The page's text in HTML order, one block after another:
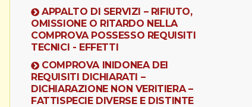
APPALTO DI SERVIZI – RIFIUTO,
OMISSIONE O RITARDO NELLA
COMPROVA POSSESSO REQUISITI
TECNICI - EFFETTI
COMPROVA INIDONEA DEI
REQUISITI DICHIARATI –
DICHIARAZIONE NON VERITIERA –
FATTISPECIE DIVERSE E DISTINTE